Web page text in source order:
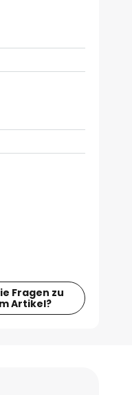
Fragen zu
Artikel?